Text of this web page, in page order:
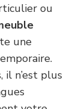
ou
une
il n’est plus